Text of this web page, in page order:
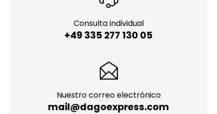
Consulta individual
+49 335 277 130 05
Nuestro correo electrónico
mail@dagoexpress.com